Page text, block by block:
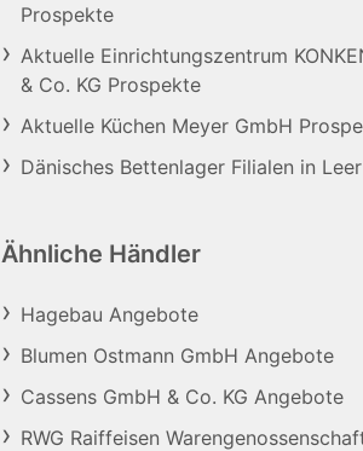
Prospekte
Aktuelle Einrichtungszentrum
& Co. KG Prospekte
Aktuelle Küchen Meyer GmbH
Dänisches Bettenlager Filialen in Leer
Ähnliche Händler
Hagebau Angebote
Blumen Ostmann GmbH Angebote
Cassens GmbH & Co. KG Angebote
RWG Raiffeisen